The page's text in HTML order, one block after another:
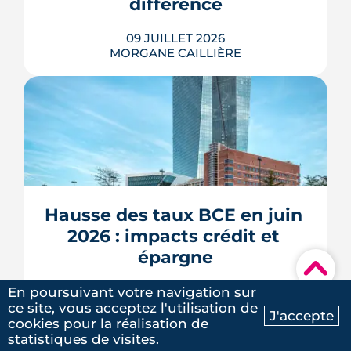
Ma recherche Contactez-nous
▾
Laure G.| le 20 Mai 2025
LIRE L'ARTICLE
09 JUILLET 2026
MORGANE CAILLIÈRE
À l'échelle de Toulouse, la température
nocturne peut varier de plusieurs
degrés d'un secteur à l'autre lors des
fortes chaleurs : Météo-France
pouvant atteindre 4 °C après une
journée d'été fortement ensoleillée.
Densité minérale, hauteur du bâti, v�...
LIRE L'ARTICLE
Hausse des taux BCE en juin
2026 : impacts crédit et
épargne
08 JUILLET 2026
MORGANE CAILLIÈRE
En poursuivant votre navigation sur
ce site, vous acceptez l'utilisation de
cookies pour la réalisation de
statistiques de visites.
J'accepte